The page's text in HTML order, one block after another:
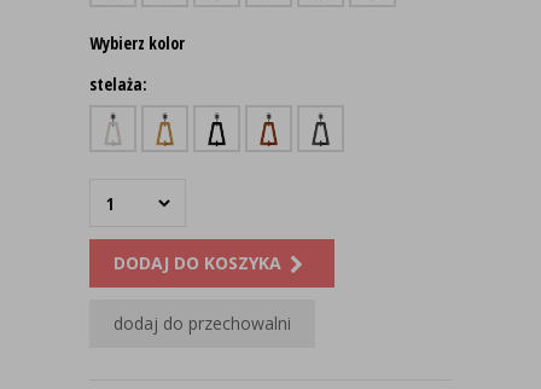
Wybierz kolor
stelaża:
DODAJ DO KOSZYKA
dodaj do przechowalni